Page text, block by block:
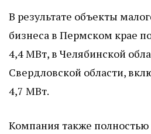
В результате объекты
бизнеса в Пермском крае
4,4 МВт, в Челябинской
Свердловской области,
4,7 МВт.
Компания также